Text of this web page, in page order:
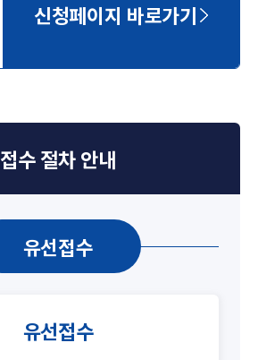
신청페이지 바로가기
접수 절차 안내
유선접수
유선접수